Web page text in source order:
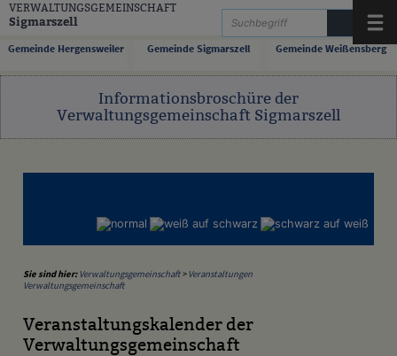
Zum Inhalt,zur Navigationoderzur Startseite springen.
VERWALTUNGSGEMEINSCHAFT
Sigmarszell
Gemeinde Hergensweiler Gemeinde Sigmarszell Gemeinde Weißensberg
Informationsbroschüre der
Verwaltungsgemeinschaft Sigmarszell
Sie sind hier: Verwaltungsgemeinschaft> Veranstaltungen
Verwaltungsgemeinschaft
Veranstaltungskalender der
Verwaltungsgemeinschaft